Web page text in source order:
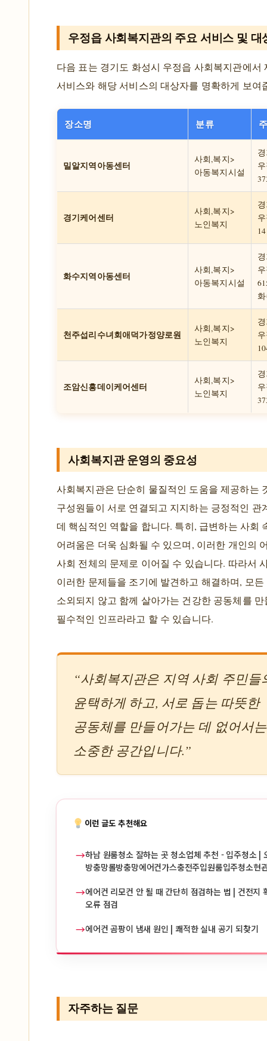
우정읍 사회복지관의 주요 서비스 및 대
다음 표는 경기도 화성시 우정읍 사회복지관에서
서비스와 해당 서비스의 대상자를 명확하게 보여
장소명 분류
밀알지역아동센터
사회,복지>
아동복지시설
경기케어센터
사회,복지>
노인복지
14
화수지역아동센터
사회,복지>
아동복지시설
천주섭리수녀회애덕가정양로원
사회,복지>
노인복지
조암신흥데이케어센터
사회,복지>
노인복지
사회복지관 운영의 중요성
사회복지관은 단순히 물질적인 도움을 제공하는
구성원들이 서로 연결되고 지지하는 긍정적인 관
데 핵심적인 역할을 합니다. 특히, 급변하는 사회
어려움은 더욱 심화될 수 있으며, 이러한 개인의
사회 전체의 문제로 이어질 수 있습니다. 따라서
이러한 문제들을 조기에 발견하고 해결하며, 모
소외되지 않고 함께 살아가는 건강한 공동체를
필수적인 인프라라고 할 수 있습니다.
“사회복지관은 지역 사회 주민들
윤택하게 하고, 서로 돕는 따뜻한
공동체를 만들어가는 데 없어서
소중한 공간입니다.”
이런 글도 추천해요
→하남 원룸청소 잘하는 곳 청소업체 추천 - 입주청소 |
방충망롤방충망에어컨가스충전주입원룸입주청소현
→에어컨 리모컨 안 될 때 간단히 점검하는 법 | 건전지
오류 점검
→에어컨 곰팡이 냄새 원인 | 쾌적한 실내 공기 되찾기
자주하는 질문